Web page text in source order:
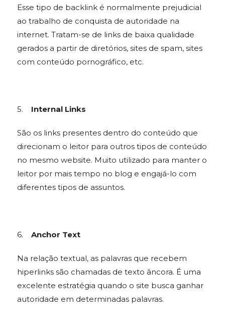
Esse tipo de backlink é normalmente prejudicial
ao trabalho de conquista de autoridade na
internet. Tratam-se de links de baixa qualidade
gerados a partir de diretórios, sites de spam, sites
com conteúdo pornográfico, etc.
5. Internal Links
São os links presentes dentro do conteúdo que
direcionam o leitor para outros tipos de conteúdo
no mesmo website. Muito utilizado para manter o
leitor por mais tempo no blog e engajá-lo com
diferentes tipos de assuntos.
6. Anchor Text
Na relação textual, as palavras que recebem
hiperlinks são chamadas de texto âncora. É uma
excelente estratégia quando o site busca ganhar
autoridade em determinadas palavras.